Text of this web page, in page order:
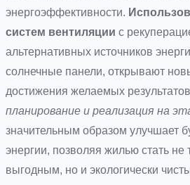
энергоэффективности.
систем вентиляции с
альтернативных источников
солнечные панели, открывают
достижения желаемых
планирование и реализация на
значительным образом улучшает
энергии, позволяя жилью стать не
выгодным, но и экологически